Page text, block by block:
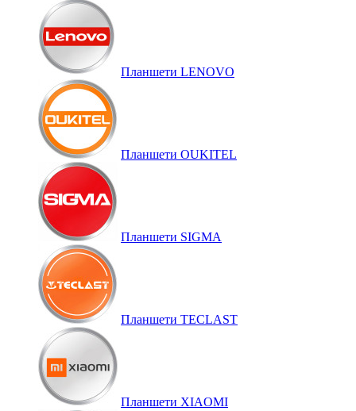
Планшети LENOVO
Планшети OUKITEL
Планшети SIGMA
Планшети TECLAST
Планшети XIAOMI